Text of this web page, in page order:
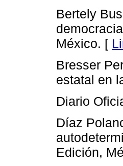
Bertely
México. [
Bresser
estatal en
Diario
Díaz
Edición,